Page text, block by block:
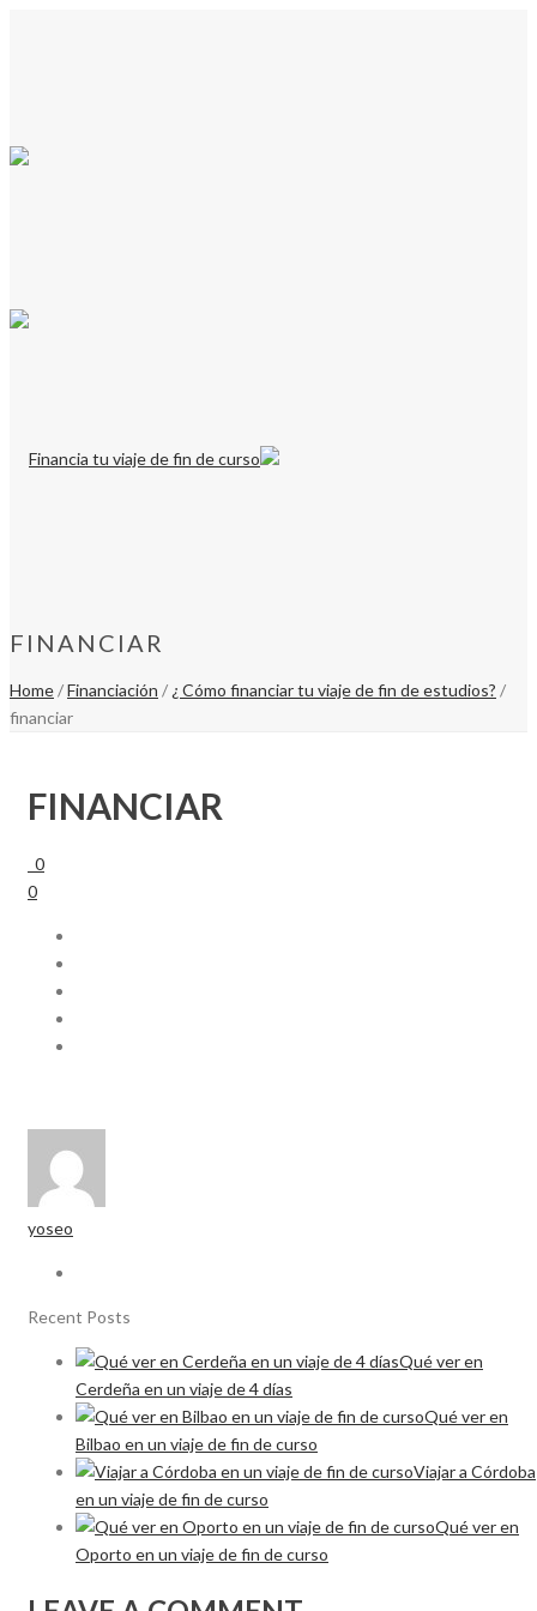
FINANCIAR
Home/Financiación / ¿ Cómo financiar tu viaje de fin de estudios? /
financiar
FINANCIAR
0
0
yoseo
Recent Posts
Qué ver en
Cerdeña en un viaje de 4 días
Qué ver en
Bilbao en un viaje de fin de curso
Viajar a Córdoba
en un viaje de fin de curso
Qué ver en
Oporto en un viaje de fin de curso